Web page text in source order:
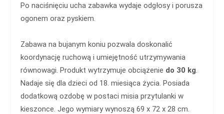
Po naciśnięciu ucha zabawka wydaje odgłosy i porusza
ogonem oraz pyskiem.
Zabawa na bujanym koniu pozwala doskonalić
koordynację ruchową i umiejętność utrzymywania
równowagi. Produkt wytrzymuje obciążenie do 30 kg.
Nadaje się dla dzieci od 18. miesiąca życia. Posiada
dodatkową ozdobę w postaci misia przytulanki w
kieszonce. Jego wymiary wynoszą 69 x 72 x 28 cm.